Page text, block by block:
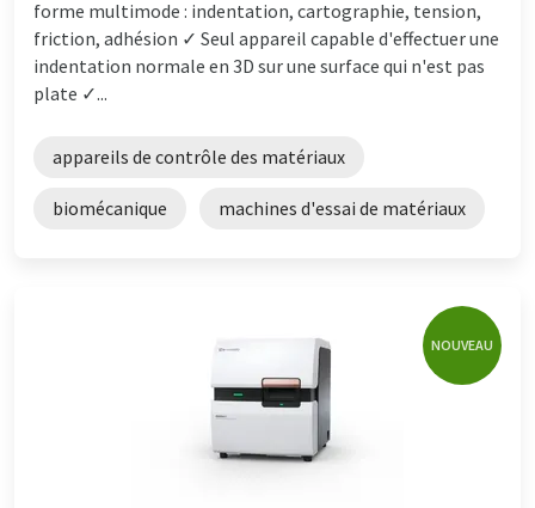
forme multimode : indentation, cartographie, tension,
friction, adhésion ✓ Seul appareil capable d'effectuer une
indentation normale en 3D sur une surface qui n'est pas
plate ✓...
appareils de contrôle des matériaux
biomécanique machines d'essai de matériaux
NOUVEAU